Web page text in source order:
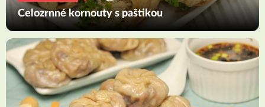
Celozrnné kornouty s paštikou